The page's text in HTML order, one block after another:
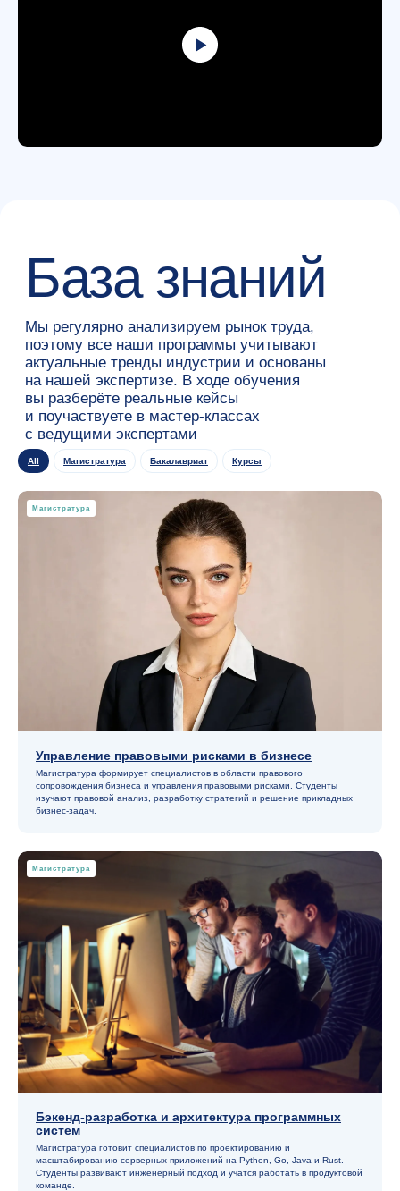
All Магистратура Бакалавриат Курсы
Магистратура
Управление правовыми рисками в бизнесе
Магистратура формирует специалистов в области правового
сопровождения бизнеса и управления правовыми рисками. Студенты
изучают правовой анализ, разработку стратегий и решение прикладных
бизнес-задач.
Магистратура
Бэкенд-разработка и архитектура программных
систем
Магистратура готовит специалистов по проектированию и
масштабированию серверных приложений на Python, Go, Java и Rust.
Студенты развивают инженерный подход и учатся работать в продуктовой
команде.